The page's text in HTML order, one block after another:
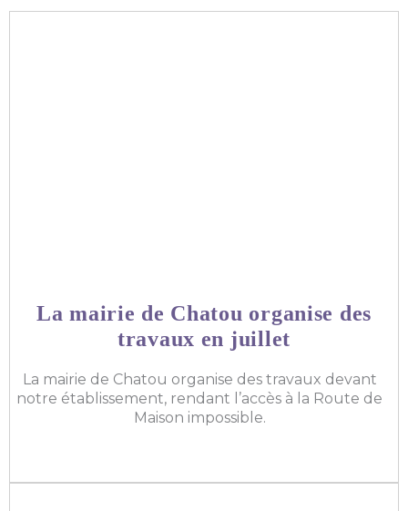
La mairie de Chatou organise des
travaux en juillet
La mairie de Chatou organise des travaux devant
notre établissement, rendant l’accès à la Route de
Maison impossible.